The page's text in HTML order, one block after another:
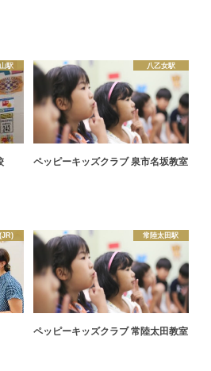
駅 八乙女駅
ペッピーキッズクラブ 泉市名坂教室
常陸太田駅
ペッピーキッズクラブ 常陸太田教室